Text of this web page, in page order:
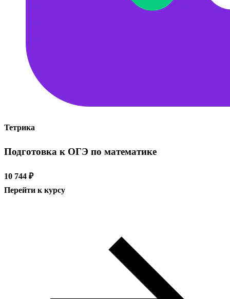
Тетрика
Подготовка к ОГЭ по математике
10 744 ₽
Перейти к курсу